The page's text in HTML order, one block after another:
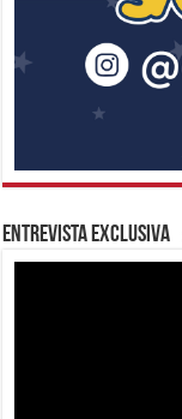
Entrevista Exclusiva